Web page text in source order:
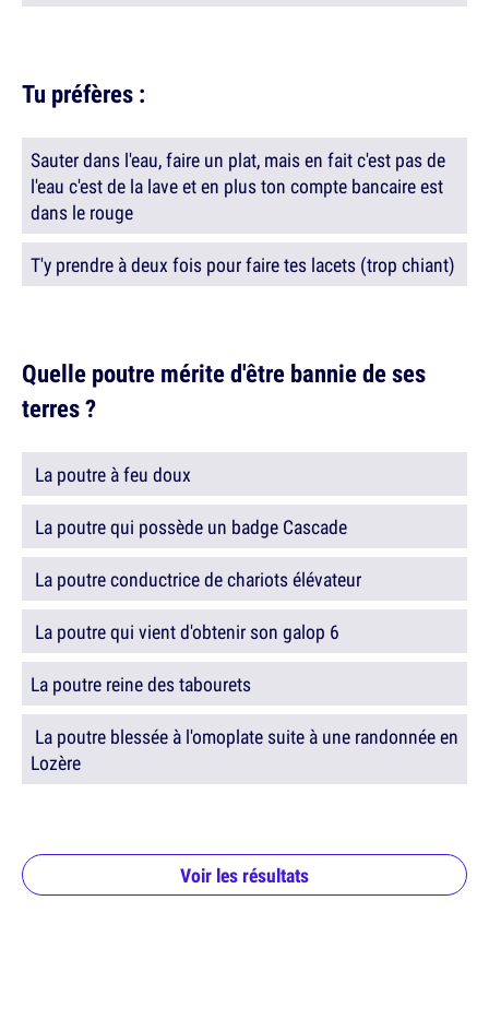
Tu préfères :
Sauter dans l'eau, faire un plat, mais en fait c'est pas de
l'eau c'est de la lave et en plus ton compte bancaire est
dans le rouge
T'y prendre à deux fois pour faire tes lacets (trop chiant)
Quelle poutre mérite d'être bannie de ses
terres ?
La poutre à feu doux
La poutre qui possède un badge Cascade
La poutre conductrice de chariots élévateur
La poutre qui vient d'obtenir son galop 6
La poutre reine des tabourets
La poutre blessée à l'omoplate suite à une randonnée en
Lozère
Voir les résultats